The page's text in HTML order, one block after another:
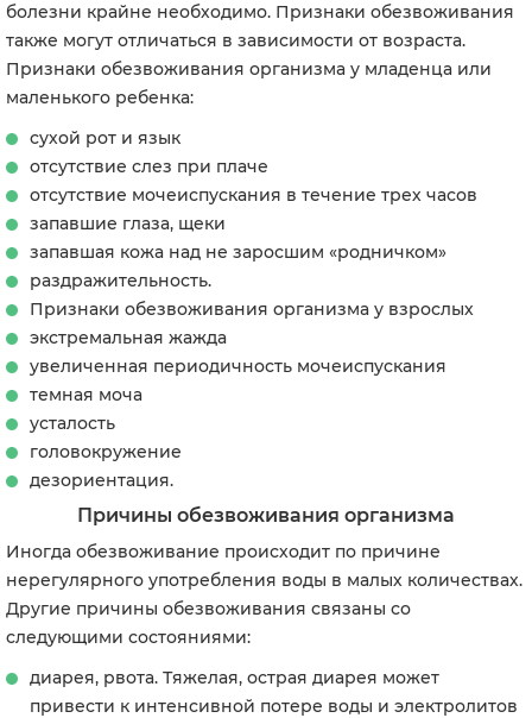
болезни крайне необходимо. Признаки обезвоживания
также могут отличаться в зависимости от возраста.
Признаки обезвоживания организма у младенца или
маленького ребенка:
сухой рот и язык
отсутствие слез при плаче
отсутствие мочеиспускания в течение трех часов
запавшие глаза, щеки
запавшая кожа над не заросшим «родничком»
раздражительность.
Признаки обезвоживания организма у взрослых
экстремальная жажда
увеличенная периодичность мочеиспускания
темная моча
усталость
головокружение
дезориентация.
Причины обезвоживания организма
Иногда обезвоживание происходит по причине
нерегулярного употребления воды в малых количествах.
Другие причины обезвоживания связаны со
следующими состояниями:
диарея, рвота. Тяжелая, острая диарея может
привести к интенсивной потере воды и электролитов